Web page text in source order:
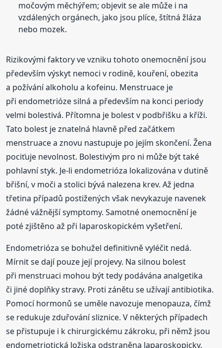
močovým měchýřem; objevit se ale může i na
vzdálených orgánech, jako jsou plíce, štítná žláza
nebo mozek.
Rizikovými faktory ve vzniku tohoto onemocnění jsou
především výskyt nemoci v rodině, kouření, obezita
a požívání alkoholu a kofeinu. Menstruace je
při endometrióze silná a především na konci periody
velmi bolestivá. Přítomna je bolest v podbřišku a kříži.
Tato bolest je znatelná hlavně před začátkem
menstruace a znovu nastupuje po jejím skončení. Žena
pociťuje nevolnost. Bolestivým pro ni může být také
pohlavní styk. Je-li endometrióza lokalizována v dutině
břišní, v moči a stolici bývá nalezena krev. Až jedna
třetina případů postižených však nevykazuje navenek
žádné vážnější symptomy. Samotné onemocnění je
poté zjištěno až při laparoskopickém vyšetření.
Endometrióza se bohužel definitivně vyléčit nedá.
Mírnit se dají pouze její projevy. Na silnou bolest
při menstruaci mohou být tedy podávána analgetika
či jiné doplňky stravy. Proti zánětu se užívají antibiotika.
Pomocí hormonů se uměle navozuje menopauza, čímž
se redukuje zduřování sliznice. V některých případech
se přistupuje i k chirurgickému zákroku, při němž jsou
endometriotická ložiska odstraněna laparoskopicky.